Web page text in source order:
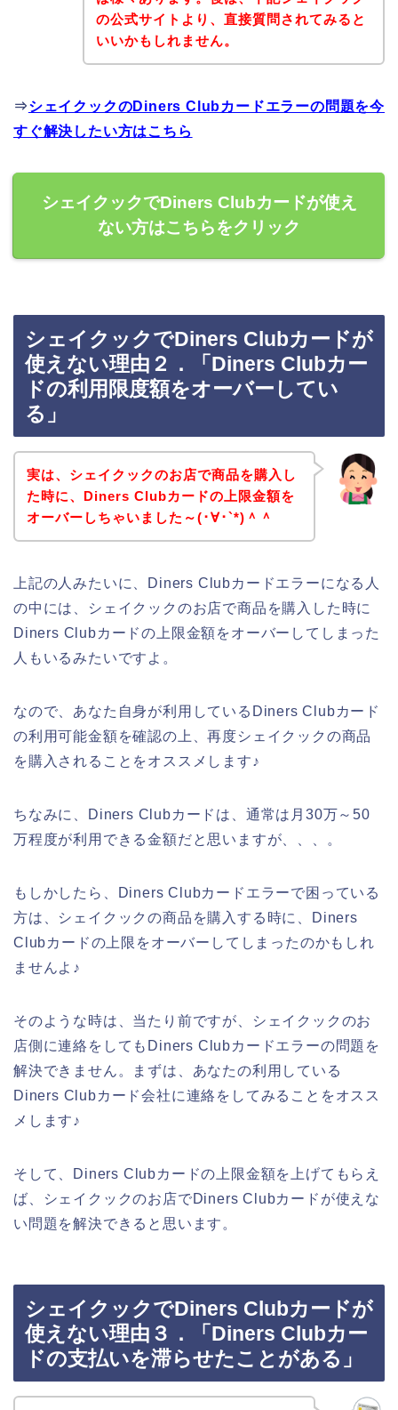
の公式サイトより、直接質問されてみると
いいかもしれません。
⇒シェイクックのDiners Clubカードエラーの問題を今
すぐ解決したい方はこちら
シェイクックでDiners Clubカードが使え
ない方はこちらをクリック
シェイクックでDiners Clubカードが
使えない理由２．「Diners Clubカー
ドの利用限度額をオーバーしてい
る」
実は、シェイクックのお店で商品を購入し
た時に、Diners Clubカードの上限金額を
オーバーしちゃいました～(･∀･`*)＾＾
上記の人みたいに、Diners Clubカードエラーになる人
の中には、シェイクックのお店で商品を購入した時に
Diners Clubカードの上限金額をオーバーしてしまった
人もいるみたいですよ。
なので、あなた自身が利用しているDiners Clubカード
の利用可能金額を確認の上、再度シェイクックの商品
を購入されることをオススメします♪
ちなみに、Diners Clubカードは、通常は月30万～50
万程度が利用できる金額だと思いますが、、、。
もしかしたら、Diners Clubカードエラーで困っている
方は、シェイクックの商品を購入する時に、Diners
Clubカードの上限をオーバーしてしまったのかもしれ
ませんよ♪
そのような時は、当たり前ですが、シェイクックのお
店側に連絡をしてもDiners Clubカードエラーの問題を
解決できません。まずは、あなたの利用している
Diners Clubカード会社に連絡をしてみることをオスス
メします♪
そして、Diners Clubカードの上限金額を上げてもらえ
ば、シェイクックのお店でDiners Clubカードが使えな
い問題を解決できると思います。
シェイクックでDiners Clubカードが
使えない理由３．「Diners Clubカー
ドの支払いを滞らせたことがある」